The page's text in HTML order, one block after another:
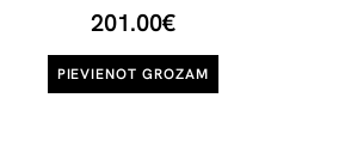
201.00€
PIEVIENOT GROZAM